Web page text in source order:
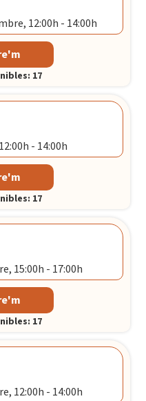
12:00h - 14:00h
12:00h - 14:00h
2, 1r BARCELONA
17
- 14:00h
- 14:00h
2, 1r BARCELONA
17
15:00h - 17:00h
15:00h - 17:00h
2, 1r BARCELONA
17
12:00h - 14:00h